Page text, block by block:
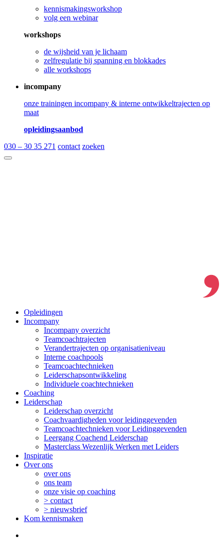
kennismakingsworkshop
volg een webinar
workshops
de wijsheid van je lichaam
zelfregulatie bij spanning en blokkades
alle workshops
incompany
onze trainingen incompany & interne ontwikkeltrajecten op
maat
opleidingsaanbod
030 – 30 35 271 contact zoeken
Opleidingen
Incompany
Incompany overzicht
Teamcoachtrajecten
Verandertrajecten op organisatieniveau
Interne coachpools
Teamcoachtechnieken
Leiderschapsontwikkeling
Individuele coachtechnieken
Coaching
Leiderschap
Leiderschap overzicht
Coachvaardigheden voor leidinggevenden
Teamcoachtechnieken voor Leidinggevenden
Leergang Coachend Leiderschap
Masterclass Wezenlijk Werken met Leiders
Inspiratie
Over ons
over ons
ons team
onze visie op coaching
> contact
> nieuwsbrief
Kom kennismaken